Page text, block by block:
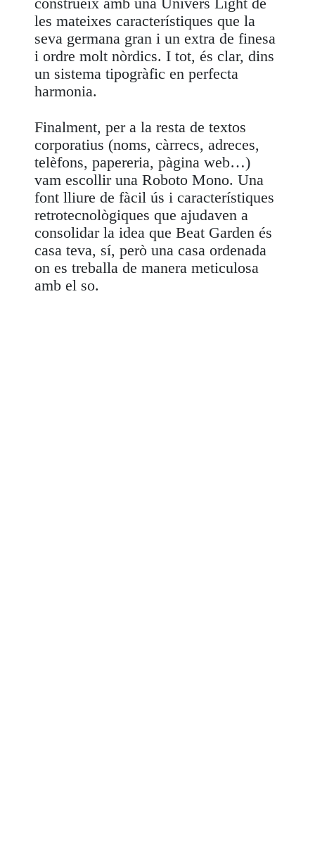
les mateixes característiques que la
seva germana gran i un extra de finesa
i ordre molt nòrdics. I tot, és clar, dins
un sistema tipogràfic en perfecta
harmonia.
Finalment, per a la resta de textos
corporatius (noms, càrrecs, adreces,
telèfons, papereria, pàgina web…)
vam escollir una Roboto Mono. Una
font lliure de fàcil ús i característiques
retrotecnològiques que ajudaven a
consolidar la idea que Beat Garden és
casa teva, sí, però una casa ordenada
on es treballa de manera meticulosa
amb el so.